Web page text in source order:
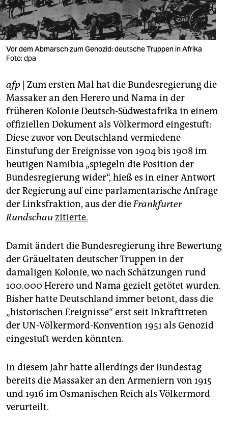
wahrheit
verlag
verlag
veranstaltungen
shop
fragen & hilfe
unterstützen
abo
genossenschaft
epaper login
Vor dem Abmarsch zum Genozid: deutsche Truppen in Afrika
Foto: dpa
afp | Zum ersten Mal hat die Bundesregierung die
Massaker an den Herero und Nama in der
früheren Kolonie Deutsch-Südwestafrika in einem
offiziellen Dokument als Völkermord eingestuft:
Diese zuvor von Deutschland vermiedene
Einstufung der Ereignisse von 1904 bis 1908 im
heutigen Namibia „spiegeln die Position der
Bundesregierung wider“, hieß es in einer Antwort
der Regierung auf eine parlamentarische Anfrage
der Linksfraktion, aus der dieFrankfurter
Rundschauzitierte.
Damit ändert die Bundesregierung ihre Bewertung
der Gräueltaten deutscher Truppen in der
damaligen Kolonie, wo nach Schätzungen rund
100.000 Herero und Nama gezielt getötet wurden.
Bisher hatte Deutschland immer betont, dass die
„historischen Ereignisse“ erst seit Inkrafttreten
der UN-Völkermord-Konvention 1951 als Genozid
eingestuft werden könnten.
In diesem Jahr hatte allerdings der Bundestag
bereits die Massaker an den Armeniern von 1915
und 1916 im Osmanischen Reich als Völkermord
verurteilt.